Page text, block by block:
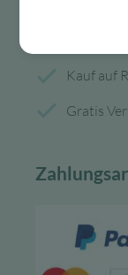
Kauf auf
Gratis